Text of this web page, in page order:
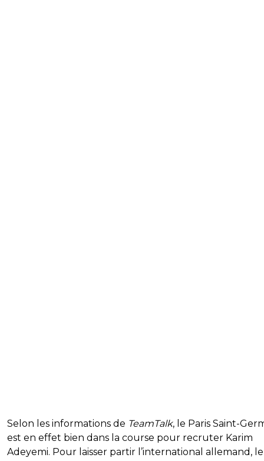
Selon les informations de TeamTalk, le Paris Saint-
est en effet bien dans la course pour recruter Karim
Adeyemi. Pour laisser partir l’international allemand, le